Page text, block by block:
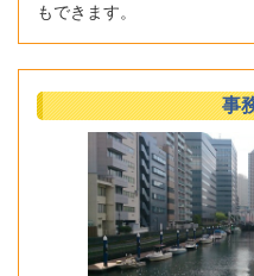
もできます。
事